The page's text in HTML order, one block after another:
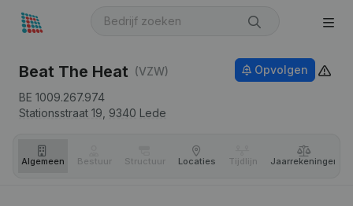
Beat The Heat (VZW)
BE 1009.267.974
Stationsstraat 19, 9340 Lede
Opvolgen
Algemeen Bestuur Structuur Locaties Tijdlijn Jaar­rekeningen